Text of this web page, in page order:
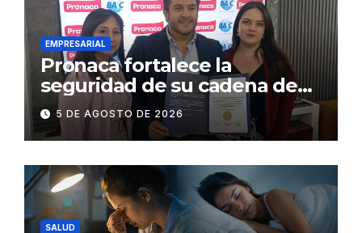
EMPRESARIAL
Pronaca fortalece la
seguridad de su cadena de
suministro con certificación
BASC en dos plantas
5 DE AGOSTO DE 2026
SALUD